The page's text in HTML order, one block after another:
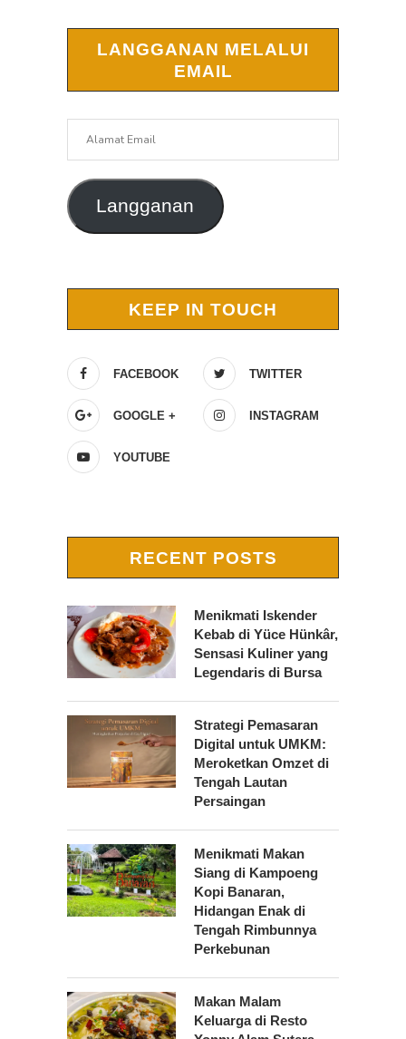
LANGGANAN MELALUI
EMAIL
Langganan
KEEP IN TOUCH
FACEBOOK TWITTER
GOOGLE + INSTAGRAM
YOUTUBE
RECENT POSTS
Menikmati Iskender
Kebab di Yüce Hünkâr,
Sensasi Kuliner yang
Legendaris di Bursa
Strategi Pemasaran
Digital untuk UMKM:
Meroketkan Omzet di
Tengah Lautan
Persaingan
Menikmati Makan
Siang di Kampoeng
Kopi Banaran,
Hidangan Enak di
Tengah Rimbunnya
Perkebunan
Makan Malam
Keluarga di Resto